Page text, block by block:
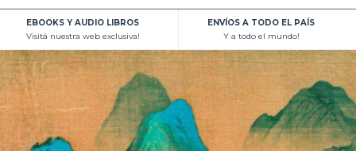
EBOOKS Y AUDIO LIBROS
Visitá nuestra web exclusiva!
ENVÍOS A TODO EL PAÍS
Y a todo el mundo!